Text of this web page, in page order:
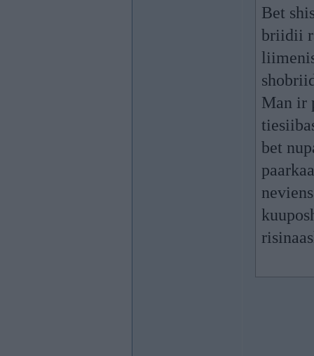
Bet
briidii
Man ir
bet